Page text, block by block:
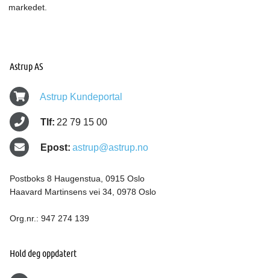
markedet.
Astrup AS
Astrup Kundeportal
Tlf: 22 79 15 00
Epost: astrup@astrup.no
Postboks 8 Haugenstua, 0915 Oslo
Haavard Martinsens vei 34, 0978 Oslo
Org.nr.: 947 274 139
Hold deg oppdatert